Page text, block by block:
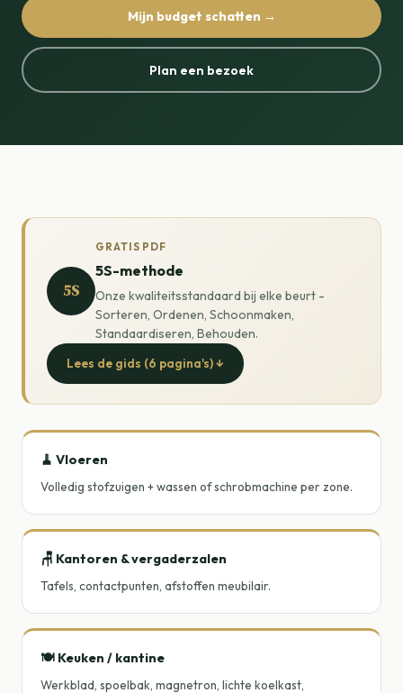
Mijn budget schatten →
Plan een bezoek
5S
GRATIS PDF
5S-methode
Onze kwaliteitsstandaard bij elke beurt -
Sorteren, Ordenen, Schoonmaken,
Standaardiseren, Behouden.
Lees de gids (6 pagina's) ↓
🧹 Vloeren
Volledig stofzuigen + wassen of schrobmachine per zone.
🪑 Kantoren & vergaderzalen
Tafels, contactpunten, afstoffen meubilair.
🍽️ Keuken / kantine
Werkblad, spoelbak, magnetron, lichte koelkast,